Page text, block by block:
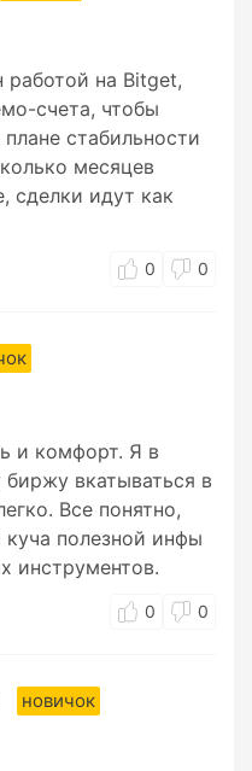
на Bitget,
счета, чтобы
стабильности
месяцев
сделки идут как
0 0
и комфорт. Я в
биржу вкатываться в
Все понятно,
полезной инфы
инструментов.
0 0
новичок